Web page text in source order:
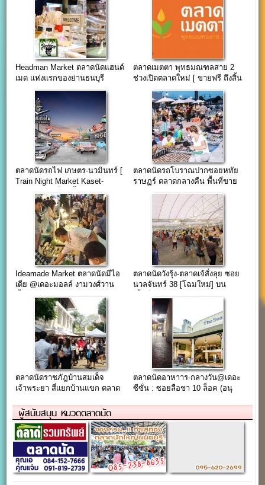
Headman Market ตลาดนัดแฮนด์
เมด แห่งแรกของย่านธนบุรี
ตลาดเมตตา พุทธมณฑลสาย 2
ช่วงเปิดตลาดใหม่ [ ขายฟรี ถึงสิ้น
ตลาดนัดรถไฟ เกษตร-นวมินทร์ [
Train Night Market Kaset-
ตลาดนัดรถโบราณปากซอยหทัย
ราษฏร์ ตลาดกลางคืน พื้นที่ขาย
Ideamade Market ตลาดนัดมีไอ
เดีย @เดอะมอลล์ งามวงศ์วาน
ตลาดนัดวังรุ้ง-ตลาดเจ้สั่งลุย ซอย
นวลจันทร์ 38 [โฉมใหม่] บน
ตลาดนัดราชภัฎบ้านสมเด็จ
เจ้าพระยา สี่แยกบ้านแขก ตลาด
ตลาดนัดอาหาาร-กลางวัน@เดอะ
ซีซั่น : ซอยลือชา 10 ล็อค (อนุ
ผู้สนับสนุน หมวดตลาดนัด